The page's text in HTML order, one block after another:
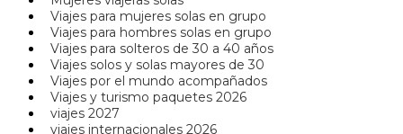
Viajes para mujeres solas en grupo
Viajes para hombres solas en grupo
Viajes para solteros de 30 a 40 años
Viajes solos y solas mayores de 30
Viajes por el mundo acompañados
Viajes y turismo paquetes 2026
viajes 2027
viajes internacionales 2026